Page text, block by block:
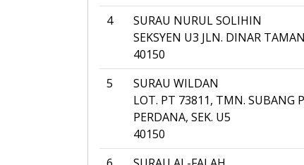
4
SURAU NURUL SOLIHIN
SEKSYEN U3 JLN. DINAR
40150
5
SURAU WILDAN
LOT. PT 73811, TMN. SUBANG
PERDANA, SEK. U5
40150